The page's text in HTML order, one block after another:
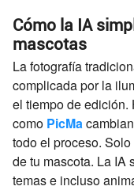
Cómo la IA
mascotas
La fotografía
complicada por la
el tiempo de edición.
como PicMa
todo el proceso.
de tu mascota. La IA
temas e incluso